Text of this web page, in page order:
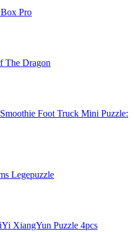
Pro
The Dragon
Foot Truck Mini Puzzle:
Legepuzzle
XiangYun Puzzle 4pcs